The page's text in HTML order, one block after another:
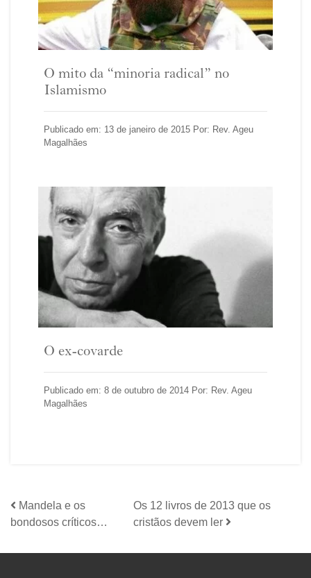
O mito da “minoria radical” no
Islamismo
Publicado em: 13 de janeiro de 2015 Por: Rev. Ageu
Magalhães
O ex-covarde
Publicado em: 8 de outubro de 2014 Por: Rev. Ageu
Magalhães
Mandela e os
bondosos críticos…
Os 12 livros de 2013 que os
cristãos devem ler